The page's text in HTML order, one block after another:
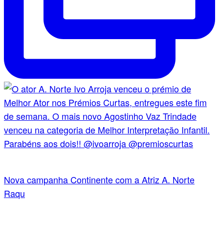
Nova campanha Continente com a Atriz A. Norte
Raqu